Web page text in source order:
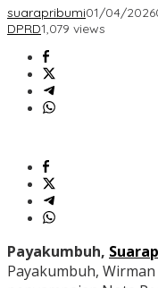
suarapribumi01/04/2026
DPRD1,079 views
Payakumbuh,
Payakumbuh,